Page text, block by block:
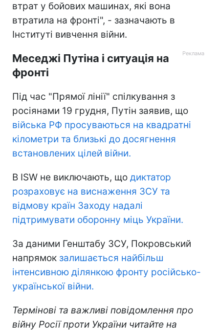
втрат у бойових машинах, які вона
втратила на фронті", - зазначають в
Інституті вивчення війни.
Меседжі Путіна і ситуація на
фронті
Під час "Прямої лінії" спілкування з
росіянами 19 грудня, Путін заявив, що
війська РФ просуваються на квадратні
кілометри та близькі до досягнення
встановлених цілей війни.
В ISW не виключають, що диктатор
розраховує на виснаження ЗСУ та
відмову країн Заходу надалі
підтримувати оборонну міць України.
За даними Генштабу ЗСУ, Покровський
напрямок залишається найбільш
інтенсивною ділянкою фронту російсько-
української війни.
Термінові та важливі повідомлення про
війну Росії проти України читайте на